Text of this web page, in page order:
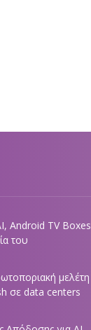
Android TV Boxes
του
μελέτη
σε data centers